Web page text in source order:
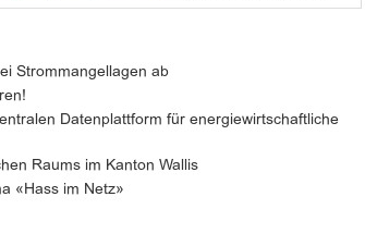
Strommangellagen ab
Datenplattform für energiewirtschaftliche
Raums im Kanton Wallis
«Hass im Netz»